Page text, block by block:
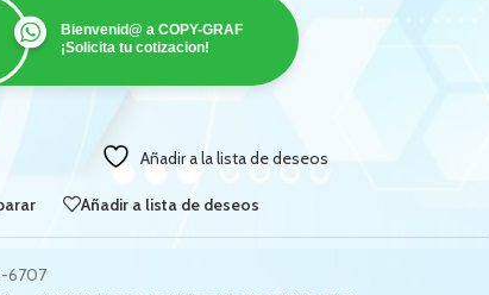
Bienvenid@ a COPY-GRAF
¡Solicita tu cotizacion!
Añadir a la lista de deseos
Añadir a lista de deseos
6707